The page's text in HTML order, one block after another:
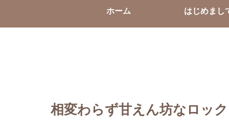
ホーム はじめまし
相変わらず甘えん坊なロッ